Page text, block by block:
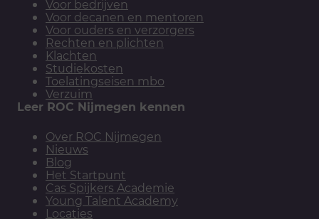
Voor bedrijven
Voor decanen en mentoren
Voor ouders en verzorgers
Rechten en plichten
Klachten
Studiekosten
Toelatingseisen mbo
Verzuim
Leer ROC Nijmegen kennen
Over ROC Nijmegen
Nieuws
Blog
Het Startpunt
Cas Spijkers Academie
Young Talent Academy
Locaties